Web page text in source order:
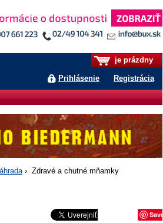
je prázdny
Prihlásenie Registrácia
› Zdravé a chutné mňamky
Save